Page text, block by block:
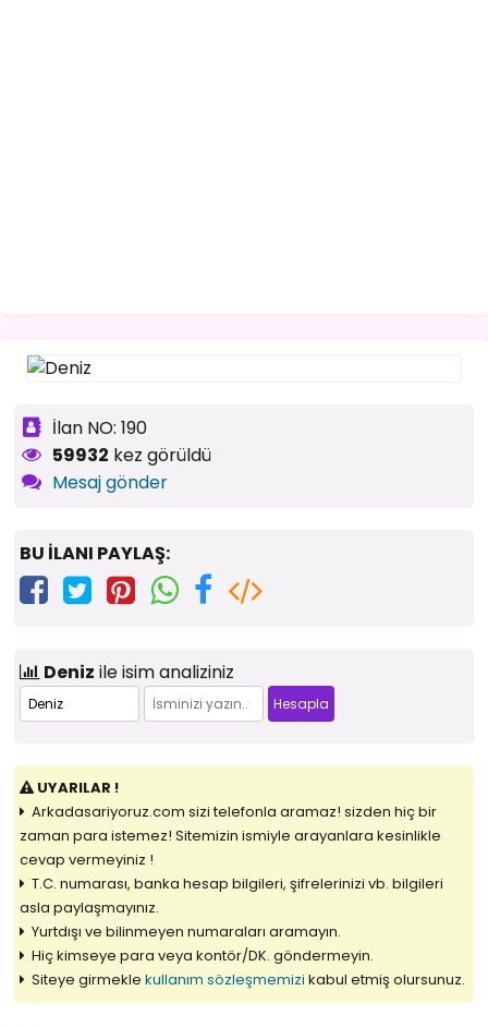
İlan NO: 190
59932 kez görüldü
Mesaj gönder
BU İLANI PAYLAŞ:
Deniz ile isim analiziniz
UYARILAR !
Arkadasariyoruz.com sizi telefonla aramaz! sizden hiç bir
zaman para istemez! Sitemizin ismiyle arayanlara kesinlikle
cevap vermeyiniz !
T.C. numarası, banka hesap bilgileri, şifrelerinizi vb. bilgileri
asla paylaşmayınız.
Yurtdışı ve bilinmeyen numaraları aramayın.
Hiç kimseye para veya kontör/DK. göndermeyin.
Siteye girmekle kullanım sözleşmemizi kabul etmiş olursunuz.